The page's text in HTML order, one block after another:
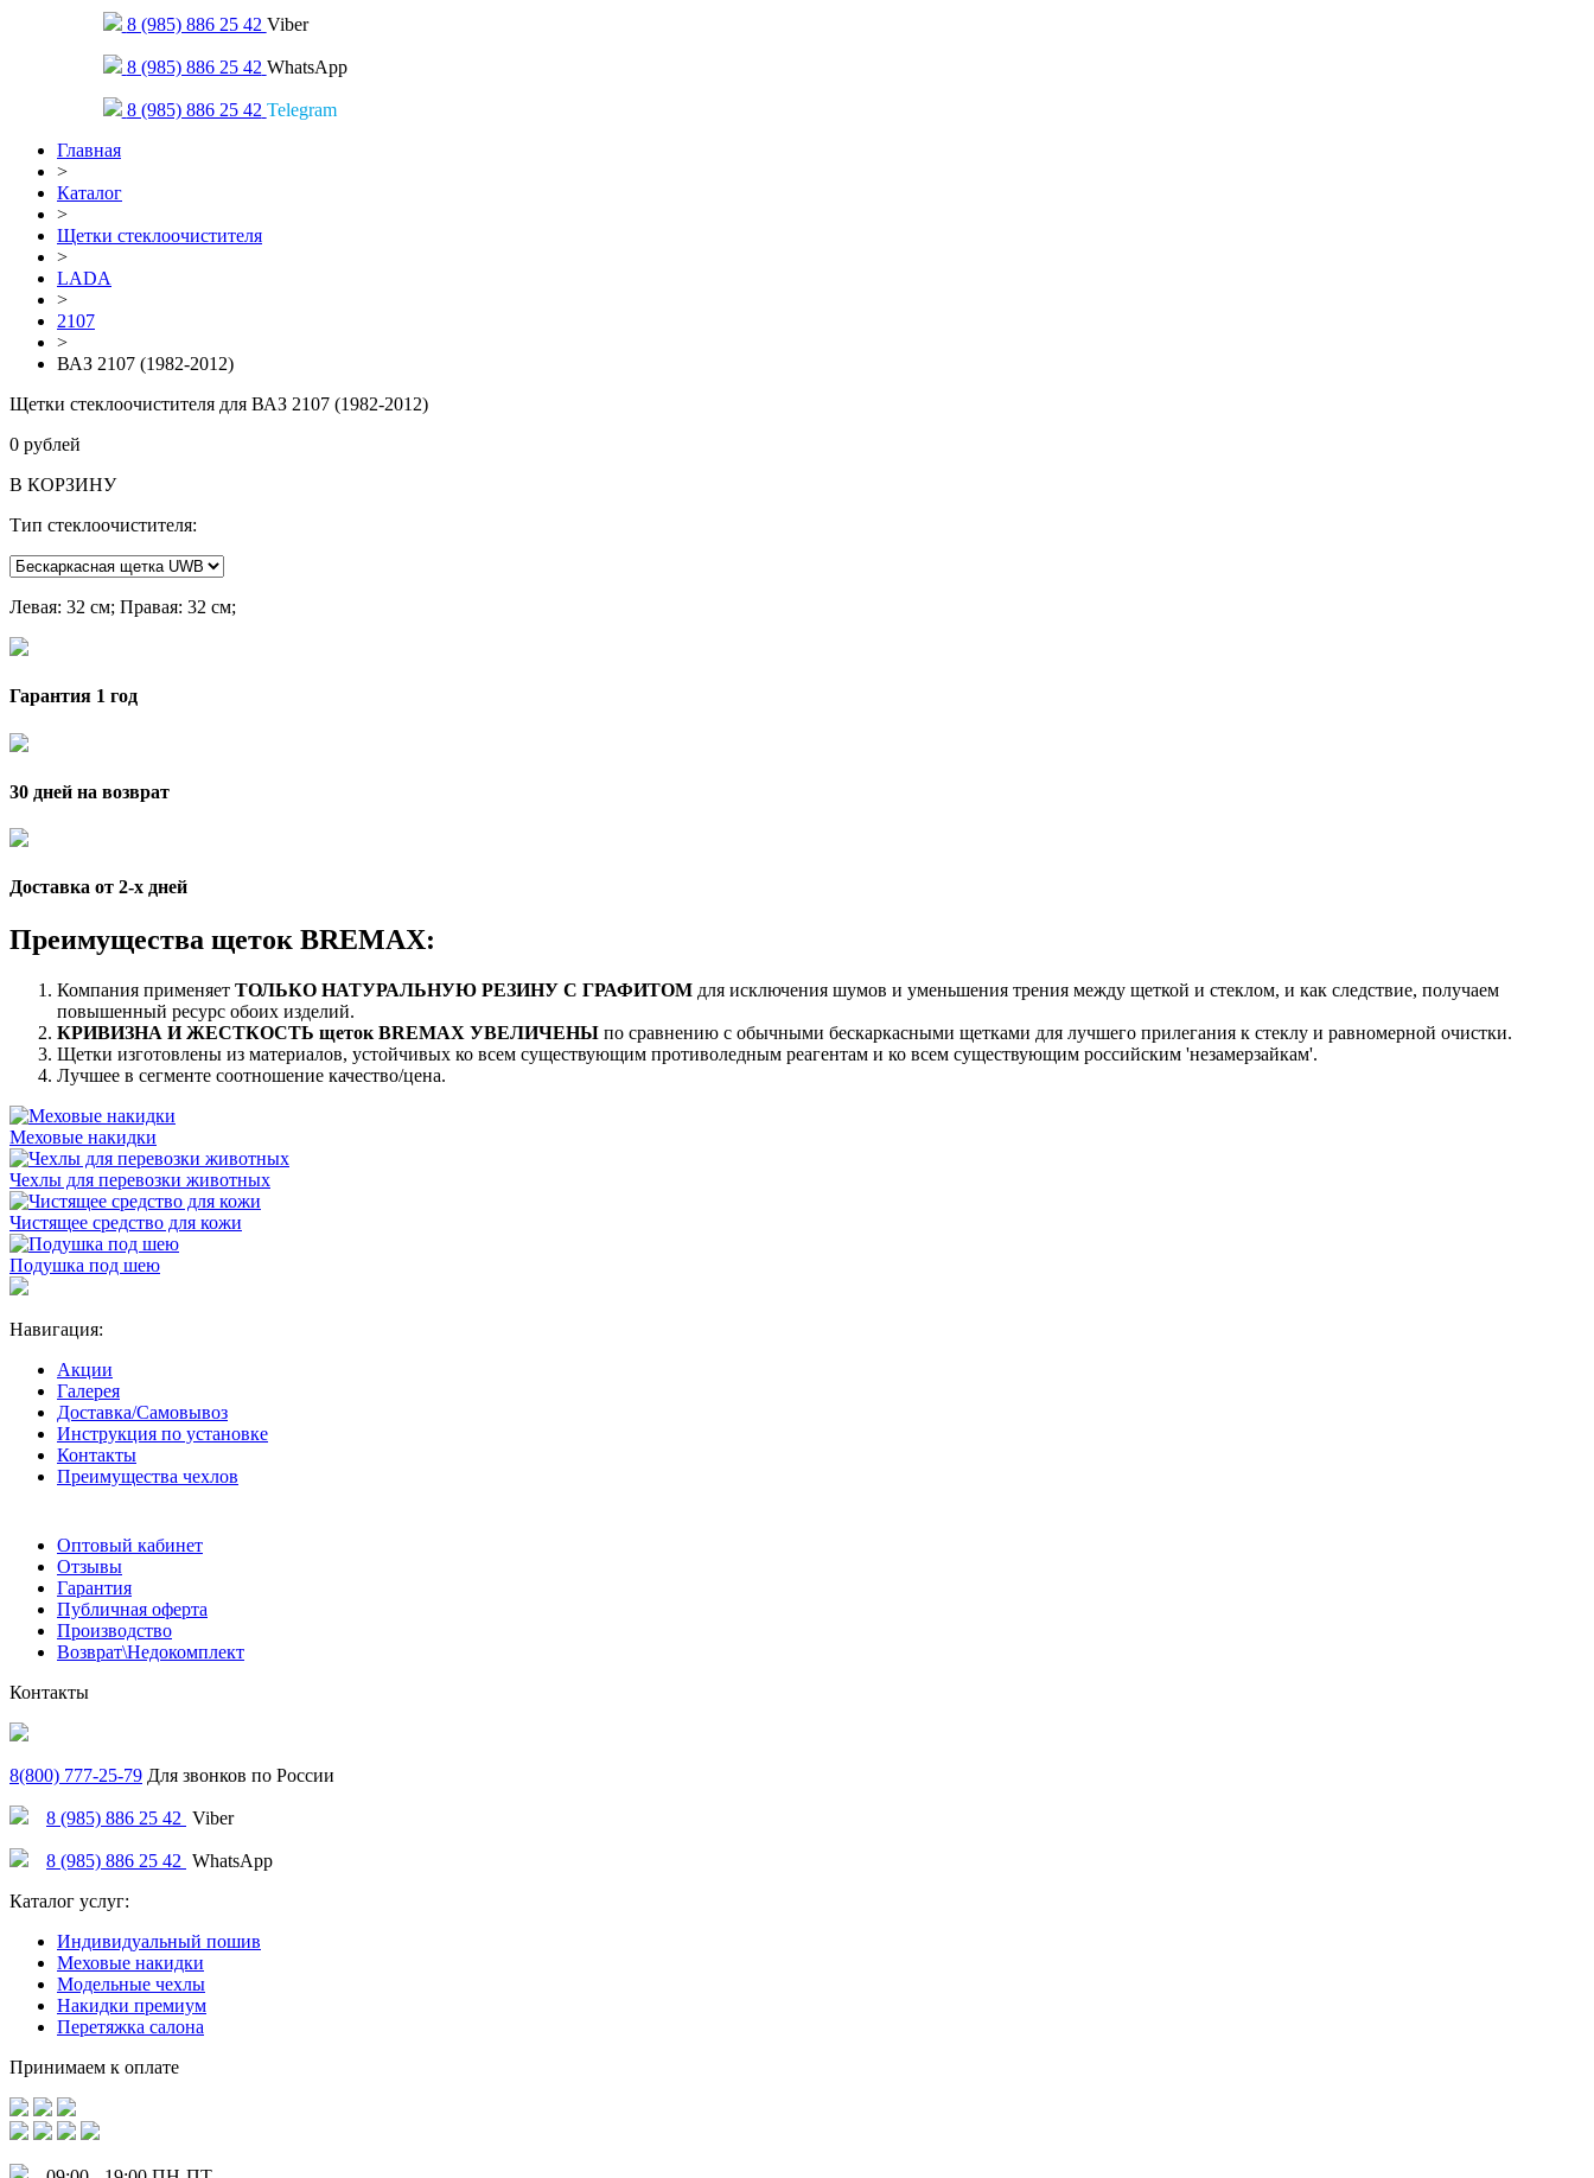
8 (985) 886 25 42 Viber
8 (985) 886 25 42 WhatsApp
8 (985) 886 25 42 Telegram
Главная
>
Каталог
>
Щетки стеклоочистителя
>
LADA
>
2107
>
ВАЗ 2107 (1982-2012)
Щетки стеклоочистителя для ВАЗ 2107 (1982-2012)
0 рублей
В КОРЗИНУ
Тип стеклоочистителя:
Левая: 32 см; Правая: 32 см;
Гарантия 1 год
30 дней на возврат
Доставка от 2-x дней
Преимущества щеток BREMAX:
Компания применяет ТОЛЬКО НАТУРАЛЬНУЮ РЕЗИНУ С ГРАФИТОМ для исключения шумов и уменьшения трения между щеткой и стеклом, и как следствие, получаем
повышенный ресурс обоих изделий.
КРИВИЗНА И ЖЕСТКОСТЬ щеток BREMAX УВЕЛИЧЕНЫ по сравнению с обычными бескаркасными щетками для лучшего прилегания к стеклу и равномерной очистки.
Щетки изготовлены из материалов, устойчивых ко всем существующим противоледным реагентам и ко всем существующим российским 'незамерзайкам'.
Лучшее в сегменте соотношение качество/цена.
Меховые накидки
Чехлы для перевозки животных
Чистящее средство для кожи
Подушка под шею
Навигация:
Акции
Галерея
Доставка/Самовывоз
Инструкция по установке
Контакты
Преимущества чехлов
Оптовый кабинет
Отзывы
Гарантия
Публичная оферта
Производство
Возврат\Недокомплект
Контакты
8(800) 777-25-79 Для звонков по России
8 (985) 886 25 42 Viber
8 (985) 886 25 42 WhatsApp
Каталог услуг:
Индивидуальный пошив
Меховые накидки
Модельные чехлы
Накидки премиум
Перетяжка салона
Принимаем к оплате